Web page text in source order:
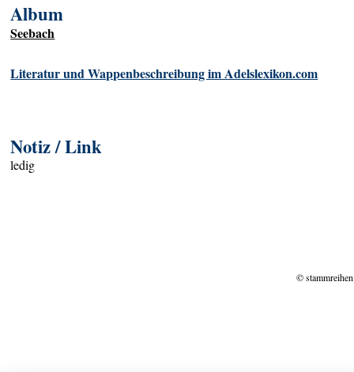
Album
Seebach
Literatur und Wappenbeschreibung im Adelslexikon.com
Notiz / Link
ledig
©